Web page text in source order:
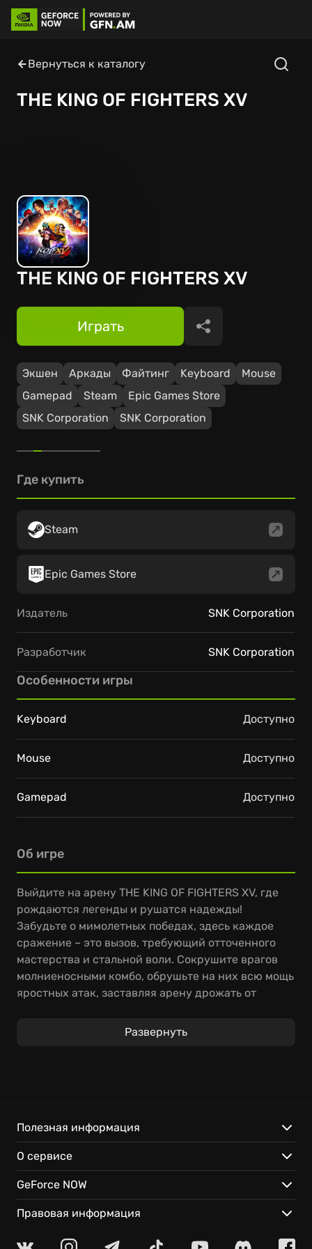
Вернуться к каталогу
THE KING OF FIGHTERS XV
THE KING OF FIGHTERS XV
Экшен Аркады Файтинг Keyboard
Mouse
Gamepad
Steam
Epic Games Store
SNK Corporation
SNK Corporation
Играть Поделиться
Об игре
Выйдите на арену THE KING OF FIGHTERS XV, где
рождаются легенды и рушатся надежды!
Забудьте о мимолетных победах, здесь каждое
сражение – это вызов, требующий отточенного
мастерства и стальной воли. Сокрушите врагов
молниеносными комбо, обрушьте на них всю мощь
яростных атак, заставляя арену дрожать от
только холодный расчет и безупречная техника.
предугадывайте действия соперников и
создавайте сокрушительные связки, способные
переломить ход любого поединка. Почувствуйте
себя частью легенды!
Вас ждут как проверенные временем бойцы, так и
себе громкой победой! Оцените потрясающую
Развернуть
Где купить
Steam
Epic Games Store
Издатель SNK Corporation
Разработчик SNK Corporation
Особенности игры
Keyboard Доступно
Mouse Доступно
Gamepad Доступно
Полезная информация
О сервисе
GeForce NOW
Правовая информация